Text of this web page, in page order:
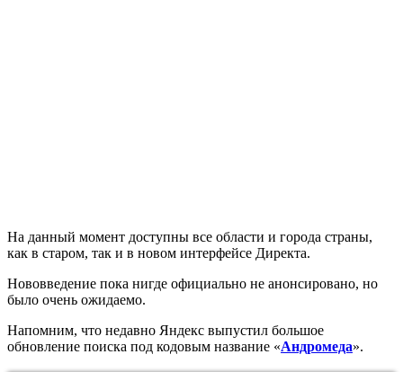
На данный момент доступны все области и города страны,
как в старом, так и в новом интерфейсе Директа.
Нововведение пока нигде официально не анонсировано, но
было очень ожидаемо.
Напомним, что недавно Яндекс выпустил большое
обновление поиска под кодовым название «Андромеда».